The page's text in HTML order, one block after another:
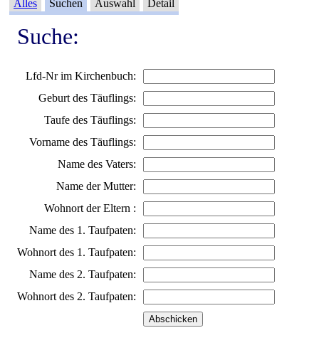
Alles Suchen Auswahl Detail
Suche:
Lfd-Nr im Kirchenbuch:
Geburt des Täuflings:
Taufe des Täuflings:
Vorname des Täuflings:
Name des Vaters:
Name der Mutter:
Wohnort der Eltern :
Name des 1. Taufpaten:
Wohnort des 1. Taufpaten:
Name des 2. Taufpaten:
Wohnort des 2. Taufpaten: